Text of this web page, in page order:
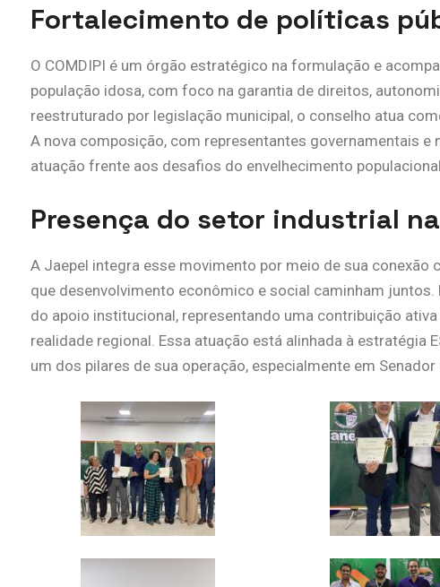
Fortalecimento de políticas
O COMDIPI é um órgão estratégico na formulação e
população idosa, com foco na garantia de direitos,
reestruturado por legislação municipal, o conselho atua
A nova composição, com representantes governamentais e
atuação frente aos desafios do envelhecimento populacional.
Presença do setor industrial
A Jaepel integra esse movimento por meio de sua
que desenvolvimento econômico e social caminham
do apoio institucional, representando uma contribuição
realidade regional. Essa atuação está alinhada à estratégia
um dos pilares de sua operação, especialmente em Senador